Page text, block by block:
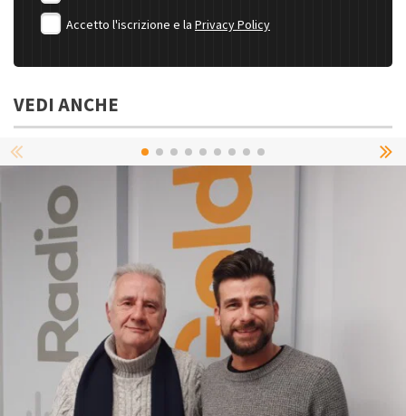
Accetto l'iscrizione e la Privacy Policy
VEDI ANCHE